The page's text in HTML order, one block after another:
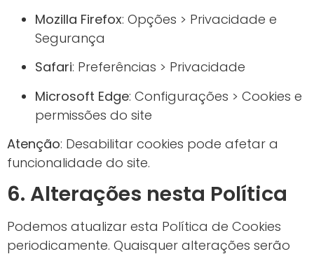
Mozilla Firefox: Opções > Privacidade e
Segurança
Safari: Preferências > Privacidade
Microsoft Edge: Configurações > Cookies e
permissões do site
Atenção: Desabilitar cookies pode afetar a
funcionalidade do site.
6. Alterações nesta Política
Podemos atualizar esta Política de Cookies
periodicamente. Quaisquer alterações serão